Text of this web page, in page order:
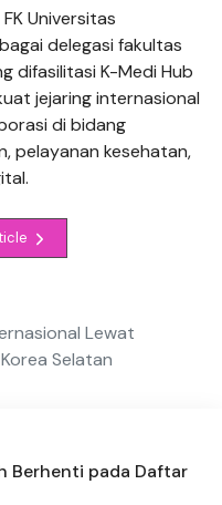
Universitas
delegasi fakultas
difasilitasi K-Medi Hub
jejaring internasional
di bidang
pelayanan kesehatan,
Lewat
Selatan
Berhenti pada Daftar